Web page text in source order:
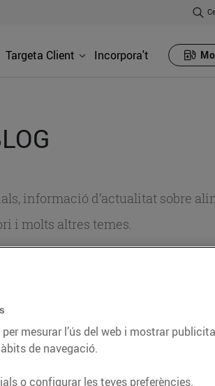
Targeta Client Incorpora't
informació d’actualitat sobre
i molts altres temes.
mesurar l’ús del web i mostrar
de navegació.
o configurar les teves preferències.